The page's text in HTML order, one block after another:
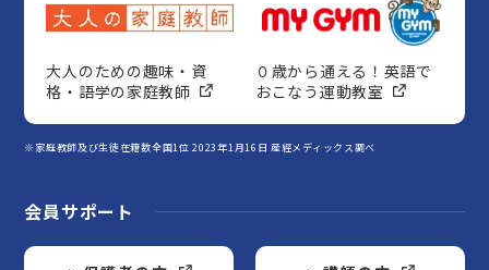
大人のための趣味・資
格・語学の家庭教師
０歳から通える！英語で
おこなう運動教室
※家庭教師及び生徒在籍数全国1位 2023年1月16日 産經メディックス調べ
会員サポート